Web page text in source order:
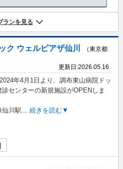
ランを見る
ク ウェルピアザ仙川
（東京都
更新日:2026.05.16
2024年4月1日より、調布東山病院ドッ
診センターの新規施設がOPENしま
仙川駅... 続きを読む▼